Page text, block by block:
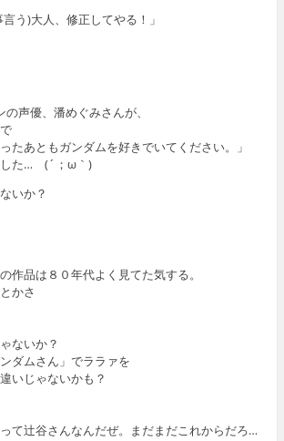
う)大人、修正してやる！」
声優、潘めぐみさんが、
たあともガンダムを好きでいてください。」
した… (´；ω｀)
いか？
作品は８０年代よく見てた気する。
かさ
ないか？
ダムさん」でララァを
いじゃないかも？
て辻谷さんなんだぜ。まだまだこれからだろ…